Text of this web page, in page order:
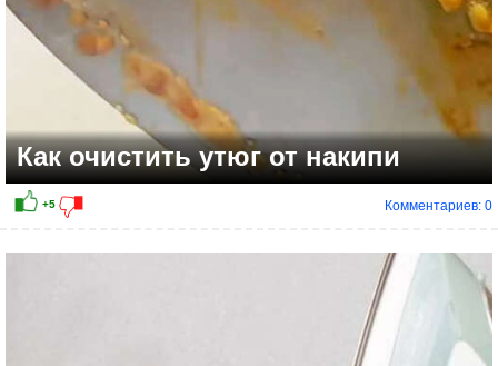
Как очистить утюг от накипи
Комментариев: 0